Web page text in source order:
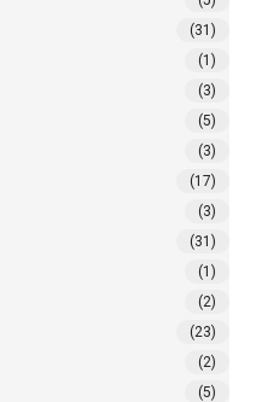
(31)
(1)
(3)
(5)
(3)
(17)
(3)
(31)
(1)
(2)
(23)
(2)
(5)